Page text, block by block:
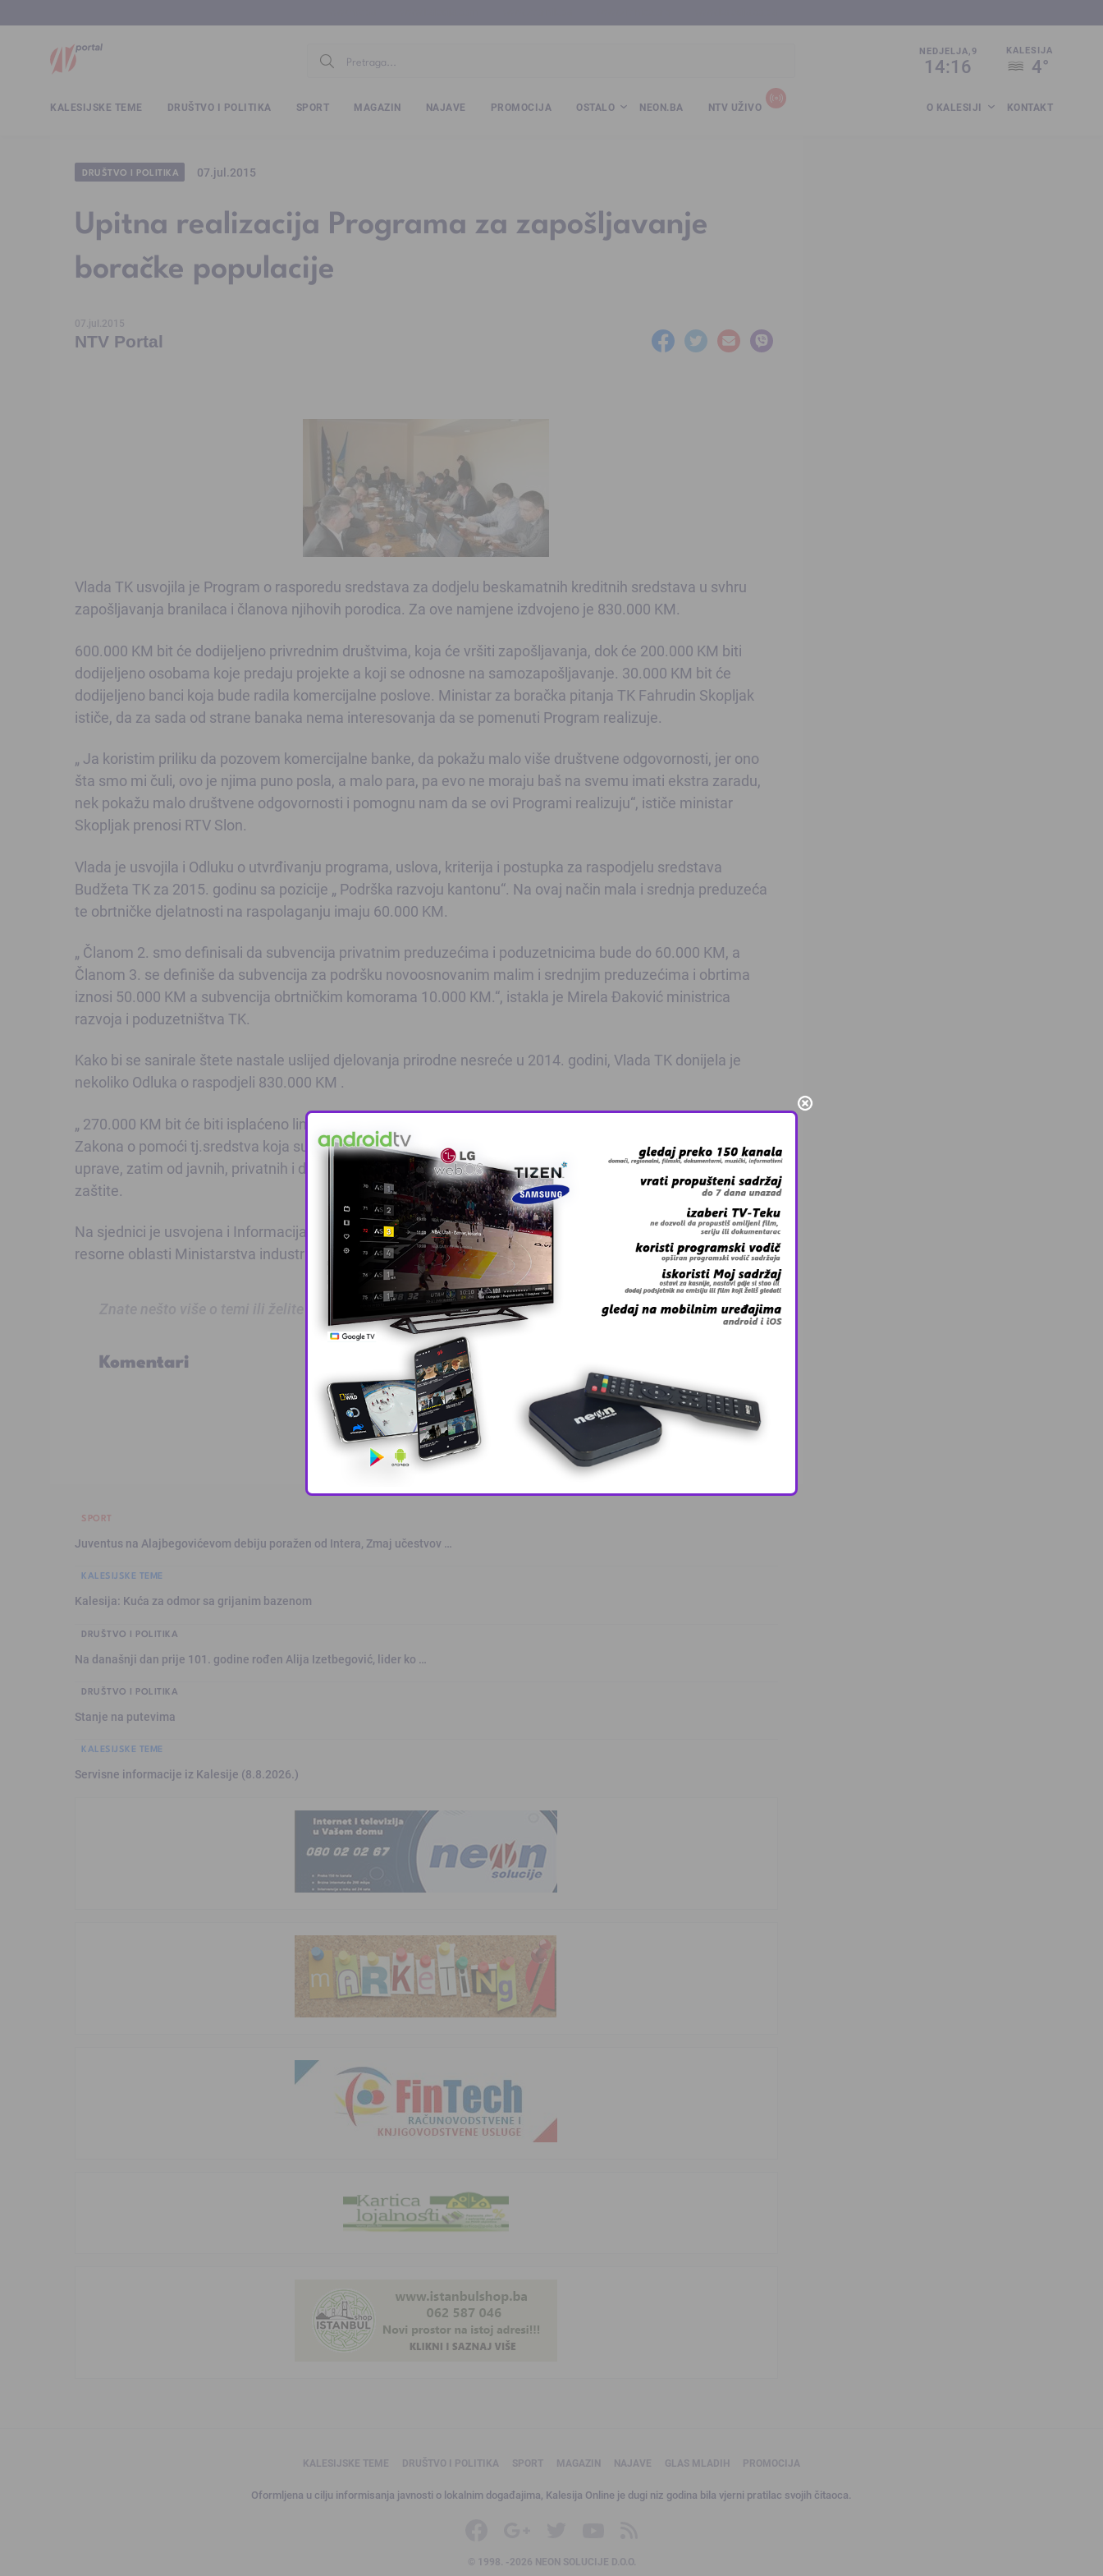
NEDJELJA,9
14:16
KALESIJA
4°
KALESIJSKE TEME DRUŠTVO I POLITIKA SPORT MAGAZIN NAJAVE PROMOCIJA OSTALO NEON.BA NTV UŽIVO O KALESIJI KONTAKT
DRUŠTVO I POLITIKA 07.jul.2015
Upitna realizacija Programa za zapošljavanje
boračke populacije
07.jul.2015
NTV Portal
Vlada TK usvojila je Program o rasporedu sredstava za dodjelu beskamatnih kreditnih sredstava u svhru
zapošljavanja branilaca i članova njihovih porodica. Za ove namjene izdvojeno je 830.000 KM.
600.000 KM bit će dodijeljeno privrednim društvima, koja će vršiti zapošljavanja, dok će 200.000 KM biti
dodijeljeno osobama koje predaju projekte a koji se odnosne na samozapošljavanje. 30.000 KM bit će
dodijeljeno banci koja bude radila komercijalne poslove. Ministar za boračka pitanja TK Fahrudin Skopljak
ističe, da za sada od strane banaka nema interesovanja da se pomenuti Program realizuje.
„ Ja koristim priliku da pozovem komercijalne banke, da pokažu malo više društvene odgovornosti, jer ono
šta smo mi čuli, ovo je njima puno posla, a malo para, pa evo ne moraju baš na svemu imati ekstra zaradu,
nek pokažu malo društvene odgovornosti i pomognu nam da se ovi Programi realizuju“, ističe ministar
Skopljak prenosi RTV Slon.
Vlada je usvojila i Odluku o utvrđivanju programa, uslova, kriterija i postupka za raspodjelu sredstava
Budžeta TK za 2015. godinu sa pozicije „ Podrška razvoju kantonu“. Na ovaj način mala i srednja preduzeća
te obrtničke djelatnosti na raspolaganju imaju 60.000 KM.
„ Članom 2. smo definisali da subvencija privatnim preduzećima i poduzetnicima bude do 60.000 KM, a
Članom 3. se definiše da subvencija za podršku novoosnovanim malim i srednjim preduzećima i obrtima
iznosi 50.000 KM a subvencija obrtničkim komorama 10.000 KM.“, istakla je Mirela Đaković ministrica
razvoja i poduzetništva TK.
Kako bi se sanirale štete nastale uslijed djelovanja prirodne nesreće u 2014. godini, Vlada TK donijela je
nekoliko Odluka o raspodjeli 830.000 KM .
„ 270.000 KM bit će biti isplaćeno linearno na 13 opština po 21.500 KM. Ta sredstva su prikupljena po osnovu
Zakona o pomoći tj.sredstva koja su prikupljena na osnovu dobrovoljnih priloga od uposlenika ograna
uprave, zatim od javnih, privatnih i drugih firmi.“, navodi Abdulah Zukić komandant Kantonalnog štaba civilne
zaštite.
Na sjednici je usvojena i Informacija o poslovanju privrednih društava sa većinskim državnim kapitalom iz
resorne oblasti Ministarstva industrije, energetike i rudarstva za 2014. godinu.
Znate nešto više o temi ili želite prijaviti grešku u tekstu?
Komentari
SPORT
Juventus na Alajbegovićevom debiju poražen od Intera, Zmaj učestvov …
KALESIJSKE TEME
Kalesija: Kuća za odmor sa grijanim bazenom
DRUŠTVO I POLITIKA
Na današnji dan prije 101. godine rođen Alija Izetbegović, lider ko …
DRUŠTVO I POLITIKA
Stanje na putevima
KALESIJSKE TEME
Servisne informacije iz Kalesije (8.8.2026.)
KALESIJSKE TEME DRUŠTVO I POLITIKA SPORT MAGAZIN NAJAVE GLAS MLADIH PROMOCIJA
Oformljena u cilju informisanja javnosti o lokalnim događajima, Kalesija Online je dugi niz godina bila vjerni pratilac svojih čitaoca.
© 1998. -2026 NEON SOLUCIJE D.O.O.